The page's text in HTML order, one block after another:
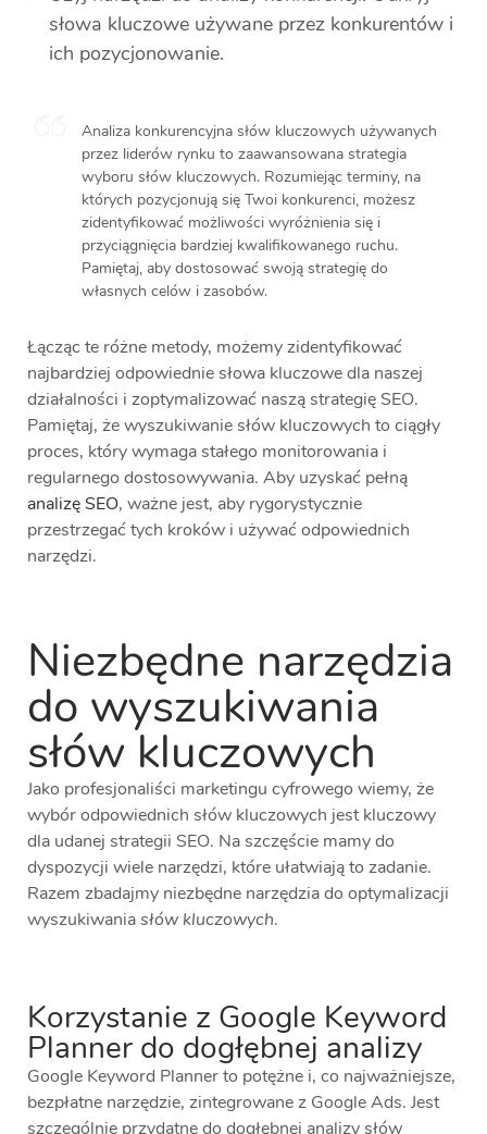
słowa kluczowe używane przez konkurentów i
ich pozycjonowanie.
Analiza konkurencyjna słów kluczowych używanych
przez liderów rynku to zaawansowana strategia
wyboru słów kluczowych. Rozumiejąc terminy, na
których pozycjonują się Twoi konkurenci, możesz
zidentyfikować możliwości wyróżnienia się i
przyciągnięcia bardziej kwalifikowanego ruchu.
Pamiętaj, aby dostosować swoją strategię do
własnych celów i zasobów.
Łącząc te różne metody, możemy zidentyfikować
najbardziej odpowiednie słowa kluczowe dla naszej
działalności i zoptymalizować naszą strategię SEO.
Pamiętaj, że wyszukiwanie słów kluczowych to ciągły
proces, który wymaga stałego monitorowania i
regularnego dostosowywania. Aby uzyskać pełną
analizę SEO, ważne jest, aby rygorystycznie
przestrzegać tych kroków i używać odpowiednich
narzędzi.
Niezbędne narzędzia
do wyszukiwania
słów kluczowych
Jako profesjonaliści marketingu cyfrowego wiemy, że
wybór odpowiednich słów kluczowych jest kluczowy
dla udanej strategii SEO. Na szczęście mamy do
dyspozycji wiele narzędzi, które ułatwiają to zadanie.
Razem zbadajmy niezbędne narzędzia do optymalizacji
wyszukiwaniasłów kluczowych.
Korzystanie z Google Keyword
Planner do dogłębnej analizy
Google Keyword Planner to potężne i, co najważniejsze,
bezpłatne narzędzie, zintegrowane z Google Ads. Jest
szczególnie przydatne do dogłębnej analizy słów